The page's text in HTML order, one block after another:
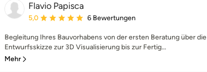
Flavio Papisca
Durchschnittliche Bewertung: 5 von 5 Sternen
5,0 6 Bewertungen
Begleitung Ihres Bauvorhabens von der ersten Beratung über die
Entwurfsskizze zur 3D Visualisierung bis zur Fertig...
Mehr